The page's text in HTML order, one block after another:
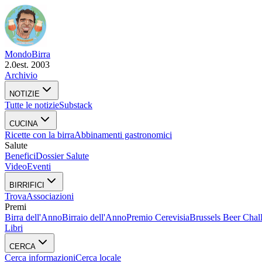
MondoBirra
2.0est. 2003
Archivio
NOTIZIE
Tutte le notizieSubstack
CUCINA
Ricette con la birraAbbinamenti gastronomici
Salute
BeneficiDossier Salute
VideoEventi
BIRRIFICI
TrovaAssociazioni
Premi
Birra dell'AnnoBirraio dell'AnnoPremio CerevisiaBrussels Beer
Libri
CERCA
Cerca informazioniCerca locale